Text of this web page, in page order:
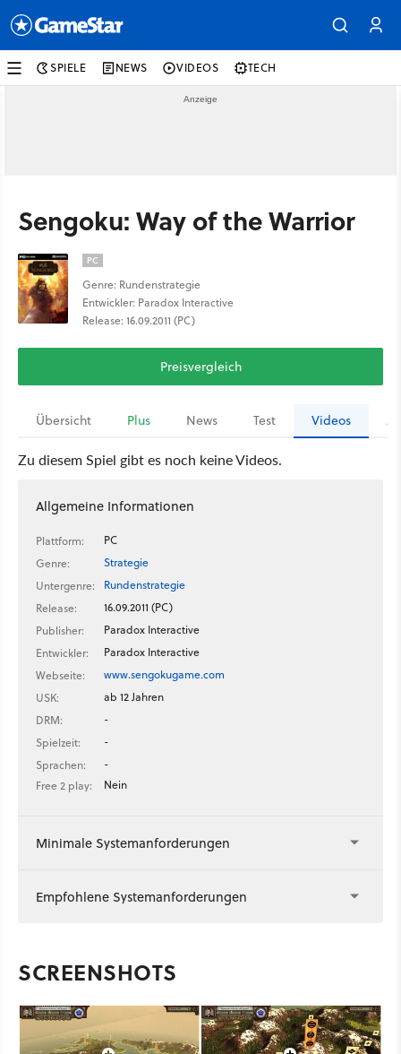
SPIELE NEWS VIDEOS TECH
Sengoku: Way of the Warrior
PC
Genre: Rundenstrategie
Entwickler: Paradox Interactive
Release: 16.09.2011 (PC)
Preisvergleich
Übersicht Plus News Test Videos
Zu diesem Spiel gibt es noch keine Videos.
Allgemeine Informationen
Plattform:
PC
Genre:
Strategie
Untergenre:
Rundenstrategie
Release:
16.09.2011 (PC)
Publisher:
Paradox Interactive
Entwickler:
Paradox Interactive
Webseite:
www.sengokugame.com
USK:
ab 12 Jahren
DRM:
-
Spielzeit:
-
Sprachen:
-
Free 2 play:
Nein
Minimale Systemanforderungen
Empfohlene Systemanforderungen
SCREENSHOTS